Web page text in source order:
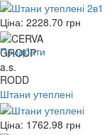
Ціна: 2228.70 грн
Придбати
RODD
Штани утеплені
Ціна: 1762.98 грн